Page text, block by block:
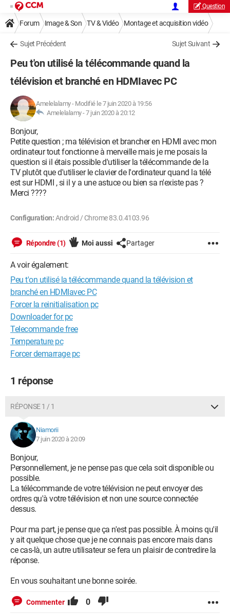
Question
Forum Image & Son TV & Vidéo Montage et acquisition vidéo
Sujet Précédent Sujet Suivant
Peu t'on utilisé la télécommande quand la
télévision et branché en HDMIavec PC
Amelelalamy- Modifié le 7 juin 2020 à 19:56
Amelelalamy -7 juin 2020 à 20:12
Bonjour,
Petite question ; ma télévision et brancher en HDMI avec mon
ordinateur tout fonctionne à merveille mais je me posais la
question si il étais possible d'utiliser la télécommande de la
TV plutôt que d'utiliser le clavier de l'ordinateur quand la télé
est sur HDMI , si il y a une astuce ou bien sa n'existe pas ?
Merci ????
Configuration:Android / Chrome 83.0.4103.96
Répondre (1) Moi aussi Partager
A voir également:
Peu t'on utilisé la télécommande quand la télévision et
branché en HDMIavec PC
Forcer la reinitialisation pc
Downloader for pc
Telecommande free
Temperature pc
Forcer demarrage pc
1 réponse
RÉPONSE 1 / 1
Niamorii
7 juin 2020 à 20:09
Bonjour,
Personnellement, je ne pense pas que cela soit disponible ou
possible.
La télécommande de votre télévision ne peut envoyer des
ordres qu'à votre télévision et non une source connectée
dessus.
Pour ma part, je pense que ça n'est pas possible. À moins qu'il
y ait quelque chose que je ne connais pas encore mais dans
ce cas-là, un autre utilisateur se fera un plaisir de contredire la
réponse.
En vous souhaitant une bonne soirée.
Commenter 0